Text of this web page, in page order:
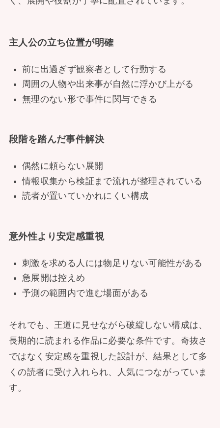
主人公の立ち位置が明確
前に出過ぎず観察者として行動する
周囲の人物や出来事が自然に浮かび上がる
無理のない形で事件に関与できる
段階を踏んだ事件解決
偶然に頼らない展開
情報収集から検証まで流れが整理されている
読者が置いていかれにくい構成
意外性より安定感重視
刺激を求める人には物足りない可能性がある
急展開は控えめ
予測の範囲内で進む場面がある
それでも、王道に見せながら破綻しない構成は、
長期的に読まれる作品に必要な条件です。奇抜さ
ではなく安定感を重視した設計が、結果として多
くの読者に受け入れられ、人気につながっていま
す。